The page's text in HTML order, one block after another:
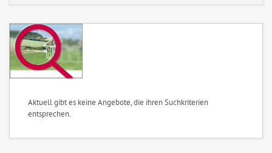
Aktuell gibt es keine Angebote, die ihren Suchkriterien
entsprechen.